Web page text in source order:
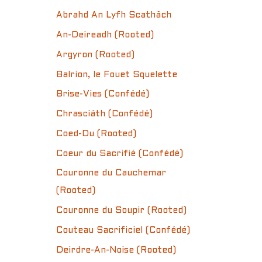
Abrahd An Lyfh Scathâch
An-Deireadh (Rooted)
Argyron (Rooted)
Balrion, le Fouet Squelette
Brise-Vies (Confédé)
Chrasciáth (Confédé)
Coed-Du (Rooted)
Coeur du Sacrifié (Confédé)
Couronne du Cauchemar
(Rooted)
Couronne du Soupir (Rooted)
Couteau Sacrificiel (Confédé)
Deirdre-An-Noise (Rooted)